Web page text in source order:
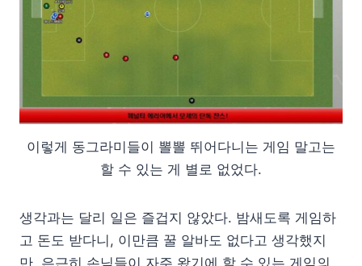
이렇게 동그라미들이 뽈뽈 뛰어다니는 게임 말고는
할 수 있는 게 별로 없었다.
생각과는 달리 일은 즐겁지 않았다. 밤새도록 게임하
고 돈도 받다니, 이만큼 꿀 알바도 없다고 생각했지
만, 은근히 손님들이 자주 왔기에 할 수 있는 게임의